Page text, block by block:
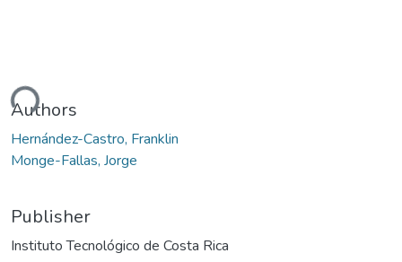
Authors
Hernández-Castro, Franklin
Monge-Fallas, Jorge
Publisher
Instituto Tecnológico de Costa Rica